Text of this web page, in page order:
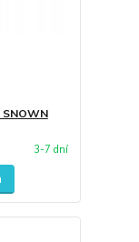
SNOWN
3-7 dní